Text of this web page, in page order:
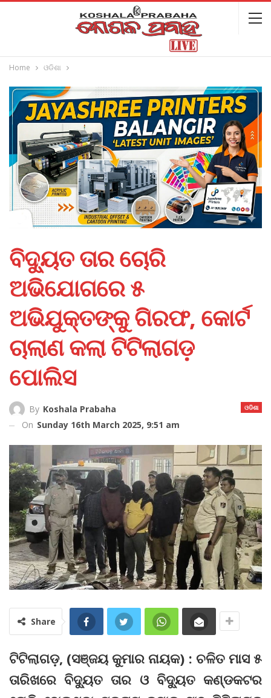
Home ଓଡିଶା
ବିଦ୍ୟୁତ ତାର ଚୋରି
ଅଭିଯୋଗରେ ୫
ଅଭିଯୁକ୍ତଙ୍କୁ ଗିରଫ, କୋର୍ଟ
ଚାଲାଣ କଲା ଟିଟିଲାଗଡ଼
ପୋଲିସ
ଓଡିଶା
By Koshala Prabaha
On Sunday 16th March 2025, 9:51 am
Share
ଟିଟିଲାଗଡ଼, (ସଞ୍ଜୟ କୁମାର ନାୟକ) : ଚଳିତ ମାସ ୫
ତାରିଖରେ ବିଦ୍ୟୁତ ତାର ଓ ବିଦ୍ୟୁତ କଣ୍ଡକଟର